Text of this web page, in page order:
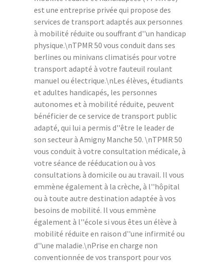
est une entreprise privée qui propose des
services de transport adaptés aux personnes
à mobilité réduite ou souffrant d''un handicap
physique.\nTPMR 50 vous conduit dans ses
berlines ou minivans climatisés pour votre
transport adapté à votre fauteuil roulant
manuel ou électrique.\nLes élèves, étudiants
et adultes handicapés, les personnes
autonomes et à mobilité réduite, peuvent
bénéficier de ce service de transport public
adapté, qui lui a permis d''être le leader de
son secteur à Amigny Manche 50. \nTPMR 50
vous conduit à votre consultation médicale, à
votre séance de rééducation ou à vos
consultations à domicile ou au travail. Il vous
emmène également à la crèche, à l''hôpital
ou à toute autre destination adaptée à vos
besoins de mobilité. Il vous emmène
également à l''école si vous êtes un élève à
mobilité réduite en raison d''une infirmité ou
d''une maladie.\nPrise en charge non
conventionnée de vos transport pour vos